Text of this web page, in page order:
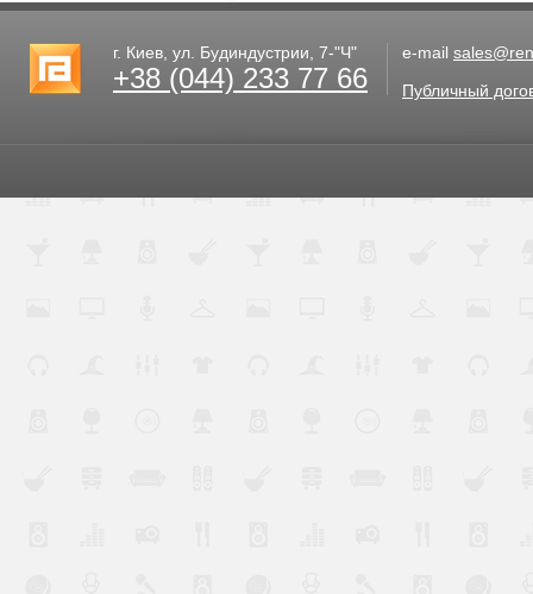
г. Киев, ул. Будиндустрии, 7-"Ч"
+38 (044) 233 77 66
e-mail
Публичный